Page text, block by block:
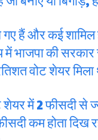
हैं और कई
भाजपा की
वोट शेयर मिला
में 2 फीसदी से
कम होता